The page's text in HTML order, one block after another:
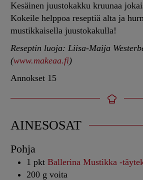
Kesäinen juustokakku kruunaa
Kokeile helppoa reseptiä alta ja
mustikkaisella juustokakulla!
Reseptin luoja: Liisa-Maija
(www.makeaa.fi)
Annokset 15
AINESOSAT
Pohja
1 pkt Ballerina Mustikka -
200 g voita